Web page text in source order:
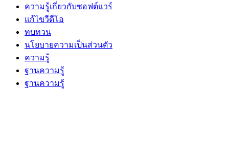
ความรู้เกี่ยวกับซอฟต์แวร์
แก้ไขวีดีโอ
ทบทวน
นโยบายความเป็นส่วนตัว
ความรู้
ฐานความรู้
ฐานความรู้